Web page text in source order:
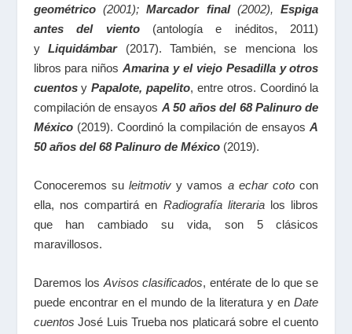
geométrico(2001);Marcador final(2002),Espiga
antes del viento
(antología e inéditos, 2011)
yLiquidámbar(2017). También, se menciona los
libros para niñosAmarina y el viejo Pesadilla y otros
cuentosyPapalote, papelito, entre otros. Coordinó la
compilación de ensayos A 50 años del 68 Palinuro de
México(2019). Coordinó la compilación de ensayosA
50 años del 68 Palinuro de México(2019).
Conoceremos suleitmotiv y vamos a echar coto con
ella, nos compartirá en Radiografía literarialos libros
que han cambiado su vida, son 5 clásicos
maravillosos.
Daremos losAvisos clasificados, entérate de lo que se
puede encontrar en el mundo de la literatura y enDate
cuentos José Luis Trueba nos platicará sobre el cuento